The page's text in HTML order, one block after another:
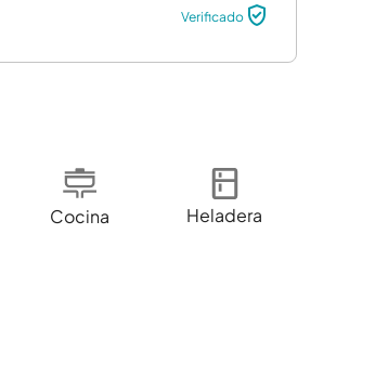
Verificado
Cocina
Heladera